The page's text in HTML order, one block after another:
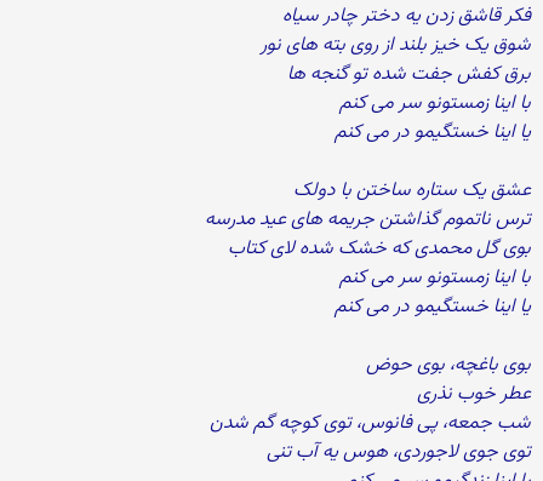
فکر قاشق زدن یه دختر چادر سیاه
شوق یک خیز بلند از روی بته های نور
برق کفش جفت شده تو گنجه ها
با اینا زمستونو سر می کنم
یا اینا خستگیمو در می کنم
عشق یک ستاره ساختن با دولک
ترس ناتموم گذاشتن جریمه های عید مدرسه
بوی گل محمدی که خشک شده لای کتاب
با اینا زمستونو سر می کنم
یا اینا خستگیمو در می کنم
بوی باغچه، بوی حوض
عطر خوب نذری
شب جمعه، پی فانوس، توی کوچه گم شدن
توی جوی لاجوردی، هوس یه آب تنی